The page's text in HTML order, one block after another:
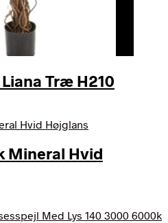
Træ H210
Mineral Hvid